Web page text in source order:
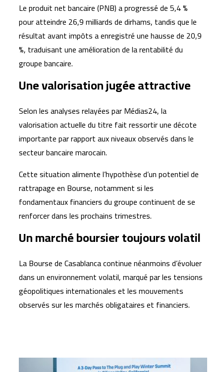
Le produit net bancaire (PNB) a progressé de 5,4 %
pour atteindre 26,9 milliards de dirhams, tandis que le
résultat avant impôts a enregistré une hausse de 20,9
%, traduisant une amélioration de la rentabilité du
groupe bancaire.
Une valorisation jugée attractive
Selon les analyses relayées par Médias24, la
valorisation actuelle du titre fait ressortir une décote
importante par rapport aux niveaux observés dans le
secteur bancaire marocain.
Cette situation alimente l’hypothèse d’un potentiel de
rattrapage en Bourse, notamment si les
fondamentaux financiers du groupe continuent de se
renforcer dans les prochains trimestres.
Un marché boursier toujours volatil
La Bourse de Casablanca continue néanmoins d’évoluer
dans un environnement volatil, marqué par les tensions
géopolitiques internationales et les mouvements
observés sur les marchés obligataires et financiers.